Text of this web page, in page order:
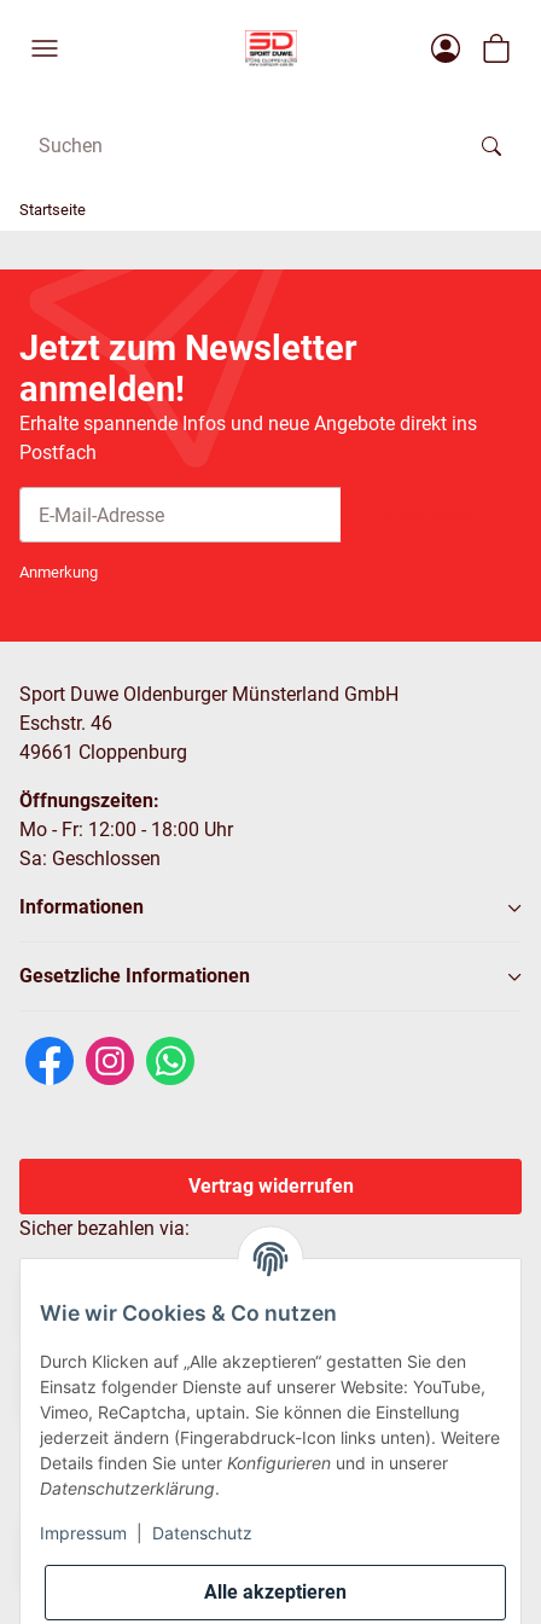
Alle akzeptieren
Wie wir Cookies & Co nutzen
Durch Klicken auf „Alle akzeptieren“ gestatten Sie den
Einsatz folgender Dienste auf unserer Website: YouTube,
Vimeo, ReCaptcha, uptain. Sie können die Einstellung
jederzeit ändern (Fingerabdruck-Icon links unten). Weitere
Details finden Sie unter Konfigurieren und in unserer
Datenschutzerklärung.
Impressum Datenschutz
Startseite
Jetzt zum Newsletter
anmelden!
Erhalte spannende Infos und neue Angebote direkt ins
Postfach
Anmerkung
Sport Duwe Oldenburger Münsterland GmbH
Eschstr. 46
49661 Cloppenburg
Öffnungszeiten:
Mo - Fr: 12:00 - 18:00 Uhr
Sa: Geschlossen
Informationen
Gesetzliche Informationen
Vertrag widerrufen
Sicher bezahlen via:
Wir versenden via: